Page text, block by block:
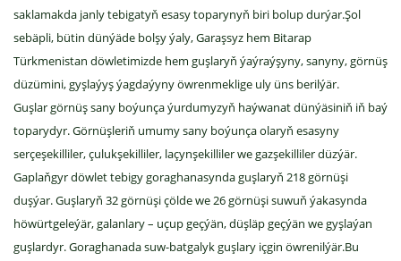
saklamakda janly tebigatyň esasy toparynyň biri bolup durýar.Şol
sebäpli, bütin dünýäde bolşy ýaly, Garaşsyz hem Bitarap
Türkmenistan döwletimizde hem guşlaryň ýaýraýşyny, sanyny, görnüş
düzümini, gyşlaýyş ýagdaýyny öwrenmeklige uly üns berilýär.
Guşlar görnüş sany boýunça ýurdumyzyň haýwanat dünýäsiniň iň baý
toparydyr. Görnüşleriň umumy sany boýunça olaryň esasyny
serçeşekilliler, çulukşekilliler, laçynşekilliler we gazşekilliler düzýär.
Gaplaňgyr döwlet tebigy goraghanasynda guşlaryň 218 görnüşi
duşýar. Guşlaryň 32 görnüşi çölde we 26 görnüşi suwuň ýakasynda
höwürtgeleýär, galanlary – uçup geçýän, düşläp geçýän we gyşlaýan
guşlardyr. Goraghanada suw-batgalyk guşlary içgin öwrenilýär.Bu